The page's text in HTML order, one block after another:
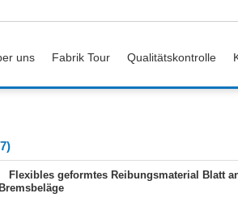
uns Fabrik Tour Qualitätskontrolle
Flexibles geformtes Reibungsmaterial Blatt
Bremsbeläge